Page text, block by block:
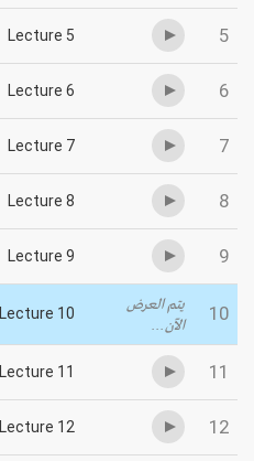
5
Lecture 5
6
Lecture 6
7
Lecture 7
8
Lecture 8
9
Lecture 9
10
يتم العرض
الآن...
Lecture 10
11
Lecture 11
12
Lecture 12